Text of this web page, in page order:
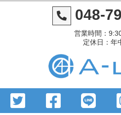
048-
営業時間：
定休日：年